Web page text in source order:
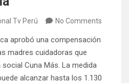
Tv Perú No Comments
aprobó una compensación
madres cuidadoras que
Cuna Más. La medida
alcanzar hasta los 1.130